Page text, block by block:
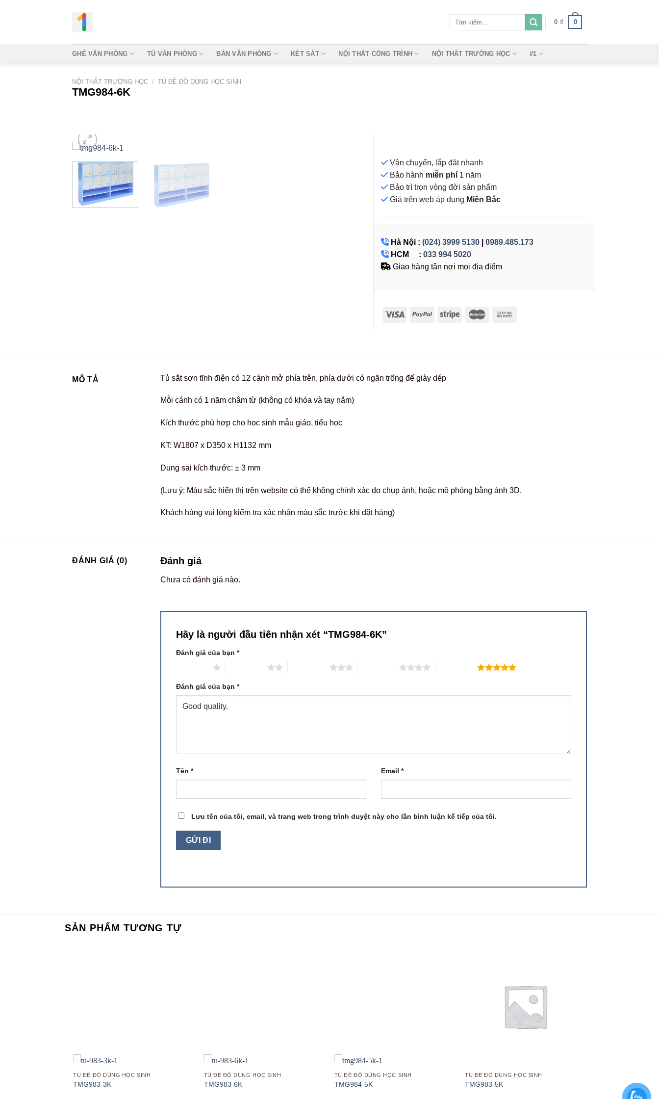
0 ₫ 0
GHẾ VĂN PHÒNG TỦ VĂN PHÒNG BÀN VĂN PHÒNG KÉT SẮT NỘI THẤT CÔNG TRÌNH NỘI THẤT TRƯỜNG HỌC #1
NỘI THẤT TRƯỜNG HỌC / TỦ ĐỀ ĐỒ DÙNG HỌC SINH
TMG984-6K
Vận chuyển, lắp đặt nhanh
Bảo hành miễn phí 1 năm
Bảo trì trọn vòng đời sản phẩm
Giá trên web áp dụng Miền Bắc
Hà Nội : (024) 3999 5130
0989.485.173
HCM : 033 994 5020
Giao hàng tận nơi mọi địa điểm
MÔ TẢ Tủ sắt sơn tĩnh điện có 12 cánh mở phía trên, phía dưới có ngăn trống để giày dép
Mỗi cánh có 1 năm châm từ (không có khóa và tay nắm)
Kích thước phù hợp cho học sinh mẫu giáo, tiểu học
KT: W1807 x D350 x H1132 mm
Dung sai kích thước: ± 3 mm
(Lưu ý: Màu sắc hiển thị trên website có thể không chính xác do chụp ảnh, hoặc mô phỏng bằng ảnh 3D.
Khách hàng vui lòng kiểm tra xác nhận màu sắc trước khi đặt hàng)
ĐÁNH GIÁ (0) Đánh giá
Chưa có đánh giá nào.
Hãy là người đầu tiên nhận xét “TMG984-6K”
Đánh giá của bạn *
5 trên 5 sao
Đánh giá của bạn *
Tên * Email *
Lưu tên của tôi, email, và trang web trong trình duyệt này cho lần bình luận kế tiếp của tôi.
SẢN PHẨM TƯƠNG TỰ
TỦ ĐỀ ĐỒ DÙNG HỌC SINH
TMG983-3K
TỦ ĐỀ ĐỒ DÙNG HỌC SINH
TMG983-6K
TỦ ĐỀ ĐỒ DÙNG HỌC SINH
TMG984-5K
TỦ ĐỀ ĐỒ DÙNG HỌC SINH
TMG983-5K